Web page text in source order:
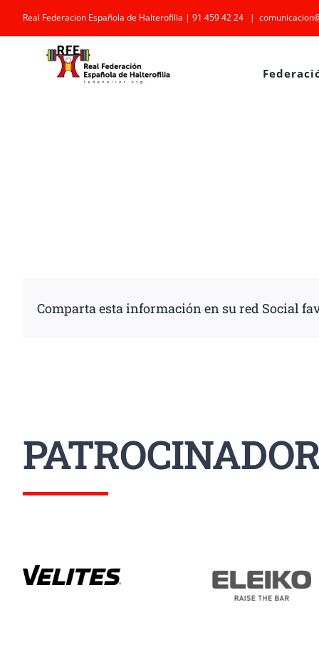
Saltar
al
contenido
Real Federacion Española de Halterofilia | 91 459 42 24 |
Comparta esta información en su red Social